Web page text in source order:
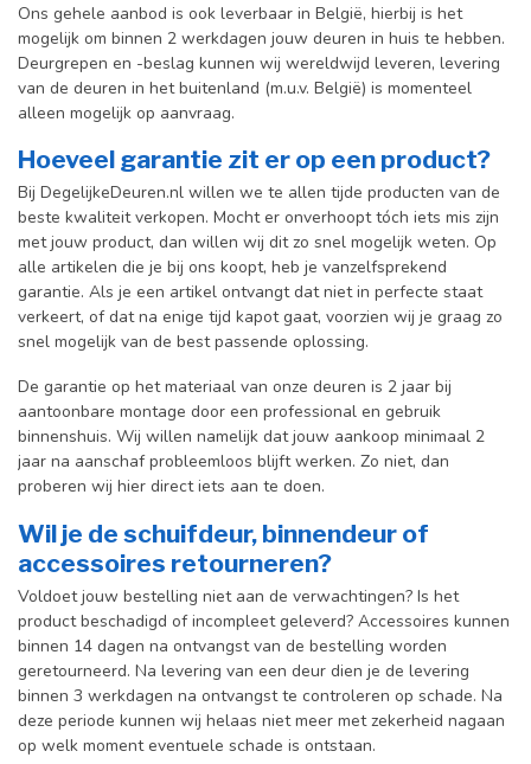
Ons gehele aanbod is ook leverbaar in België, hierbij is het
mogelijk om binnen 2 werkdagen jouw deuren in huis te hebben.
Deurgrepen en -beslag kunnen wij wereldwijd leveren, levering
van de deuren in het buitenland (m.u.v. België) is momenteel
alleen mogelijk op aanvraag.
Hoeveel garantie zit er op een product?
Bij DegelijkeDeuren.nl willen we te allen tijde producten van de
beste kwaliteit verkopen. Mocht er onverhoopt tóch iets mis zijn
met jouw product, dan willen wij dit zo snel mogelijk weten. Op
alle artikelen die je bij ons koopt, heb je vanzelfsprekend
garantie. Als je een artikel ontvangt dat niet in perfecte staat
verkeert, of dat na enige tijd kapot gaat, voorzien wij je graag zo
snel mogelijk van de best passende oplossing.
De garantie op het materiaal van onze deuren is 2 jaar bij
aantoonbare montage door een professional en gebruik
binnenshuis. Wij willen namelijk dat jouw aankoop minimaal 2
jaar na aanschaf probleemloos blijft werken. Zo niet, dan
proberen wij hier direct iets aan te doen.
Wil je de schuifdeur, binnendeur of
accessoires retourneren?
Voldoet jouw bestelling niet aan de verwachtingen? Is het
product beschadigd of incompleet geleverd? Accessoires kunnen
binnen 14 dagen na ontvangst van de bestelling worden
geretourneerd. Na levering van een deur dien je de levering
binnen 3 werkdagen na ontvangst te controleren op schade. Na
deze periode kunnen wij helaas niet meer met zekerheid nagaan
op welk moment eventuele schade is ontstaan.